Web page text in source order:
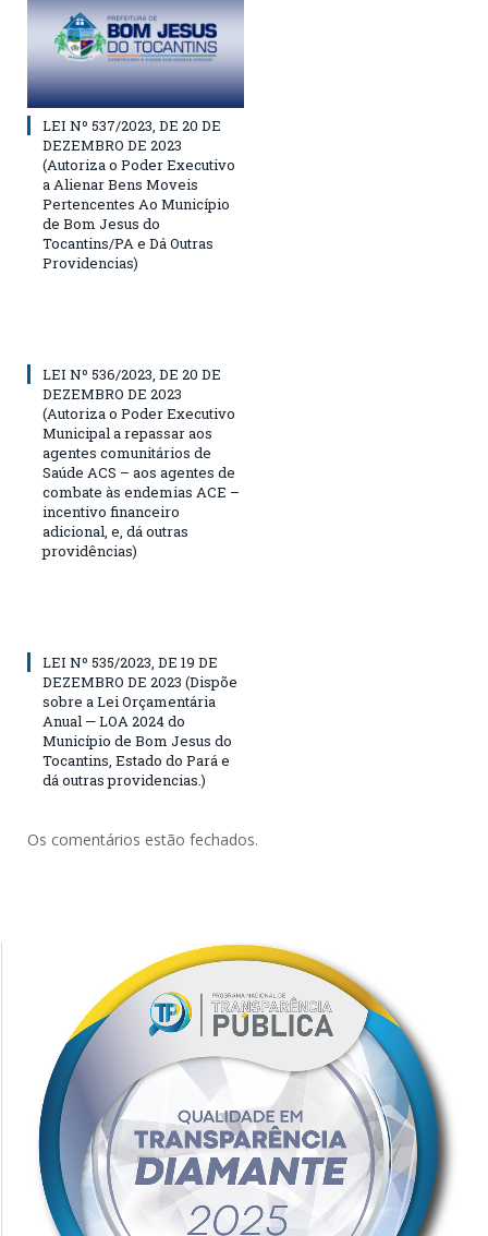
LEI Nº 537/2023, DE 20 DE
DEZEMBRO DE 2023
(Autoriza o Poder Executivo
a Alienar Bens Moveis
Pertencentes Ao Município
de Bom Jesus do
Tocantins/PA e Dá Outras
Providencias)
LEI Nº 536/2023, DE 20 DE
DEZEMBRO DE 2023
(Autoriza o Poder Executivo
Municipal a repassar aos
agentes comunitários de
Saúde ACS – aos agentes de
combate às endemias ACE –
incentivo financeiro
adicional, e, dá outras
providências)
LEI Nº 535/2023, DE 19 DE
DEZEMBRO DE 2023 (Dispõe
sobre a Lei Orçamentária
Anual — LOA 2024 do
Município de Bom Jesus do
Tocantins, Estado do Pará e
dá outras providencias.)
Os comentários estão fechados.